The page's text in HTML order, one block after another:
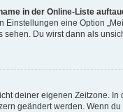
in der Online-Liste
eine Option
Du wirst dann als
deiner eigenen Zeitzone.
geändert werden. Wenn